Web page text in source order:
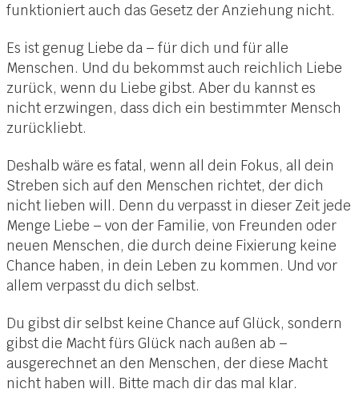
funktioniert auch das Gesetz der Anziehung nicht.
Es ist genug Liebe da – für dich und für alle
Menschen. Und du bekommst auch reichlich Liebe
zurück, wenn du Liebe gibst. Aber du kannst es
nicht erzwingen, dass dich ein bestimmter Mensch
zurückliebt.
Deshalb wäre es fatal, wenn all dein Fokus, all dein
Streben sich auf den Menschen richtet, der dich
nicht lieben will. Denn du verpasst in dieser Zeit jede
Menge Liebe – von der Familie, von Freunden oder
neuen Menschen, die durch deine Fixierung keine
Chance haben, in dein Leben zu kommen. Und vor
allem verpasst du dich selbst.
Du gibst dir selbst keine Chance auf Glück, sondern
gibst die Macht fürs Glück nach außen ab –
ausgerechnet an den Menschen, der diese Macht
nicht haben will. Bitte mach dir das mal klar.